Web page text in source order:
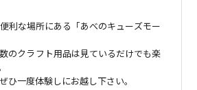
利な場所にある「あべのキューズモー
のクラフト用品は見ているだけでも楽
ひ一度体験しにお越し下さい。